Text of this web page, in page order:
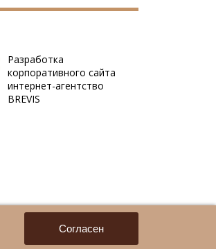
Разработка
корпоративного сайта
интернет-агентство
BREVIS
Согласен